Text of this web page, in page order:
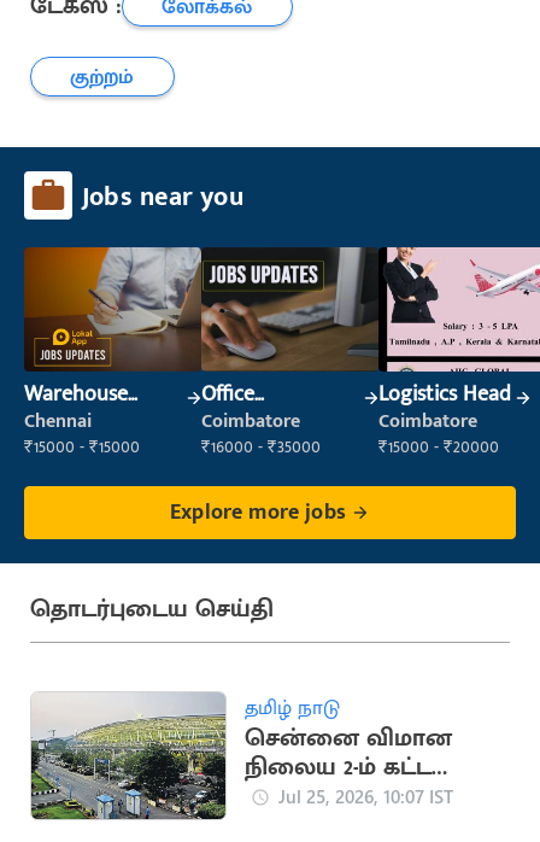
குற்றம்
Jobs near you
Warehouse
Supervisor
(Warehouse &
Chennai
₹15000 - ₹15000
Office
Administrator
Coimbatore
₹16000 - ₹35000
Logistics Head
Coimbatore
₹15000 - ₹20000
Explore more jobs
தொடர்புடைய செய்தி
தமிழ் நாடு
சென்னை விமான
நிலைய 2-ம் கட்ட
விரிவாக்க பணிகள்
Jul 25, 2026, 10:07 IST